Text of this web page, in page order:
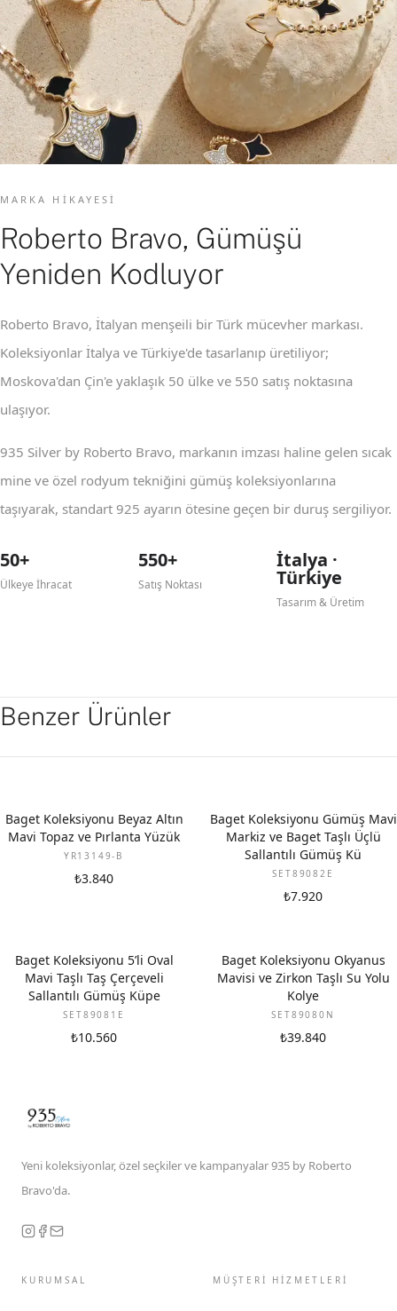
MARKA HIKAYESI
Roberto Bravo, Gümüşü
Yeniden Kodluyor
Roberto Bravo, İtalyan menşeili bir Türk mücevher markası.
Koleksiyonlar İtalya ve Türkiye'de tasarlanıp üretiliyor;
Moskova'dan Çin'e yaklaşık 50 ülke ve 550 satış noktasına
ulaşıyor.
935 Silver by Roberto Bravo, markanın imzası haline gelen sıcak
mine ve özel rodyum tekniğini gümüş koleksiyonlarına
taşıyarak, standart 925 ayarın ötesine geçen bir duruş sergiliyor.
50+
Ülkeye İhracat
550+
Satış Noktası
İtalya ·
Türkiye
Tasarım & Üretim
Benzer Ürünler
YENI
Baget Koleksiyonu Beyaz Altın
Mavi Topaz ve Pırlanta Yüzük
YR13149-B
₺3.840
Baget Koleksiyonu Gümüş Mavi
Markiz ve Baget Taşlı Üçlü
Sallantılı Gümüş Kü
SET89082E
₺7.920
Baget Koleksiyonu 5’li Oval
Mavi Taşlı Taş Çerçeveli
Sallantılı Gümüş Küpe
SET89081E
₺10.560
Baget Koleksiyonu Okyanus
Mavisi ve Zirkon Taşlı Su Yolu
Kolye
SET89080N
₺39.840
Yeni koleksiyonlar, özel seçkiler ve kampanyalar 935 by Roberto
Bravo'da.
KURUMSAL MÜŞTERİ HİZMETLERİ